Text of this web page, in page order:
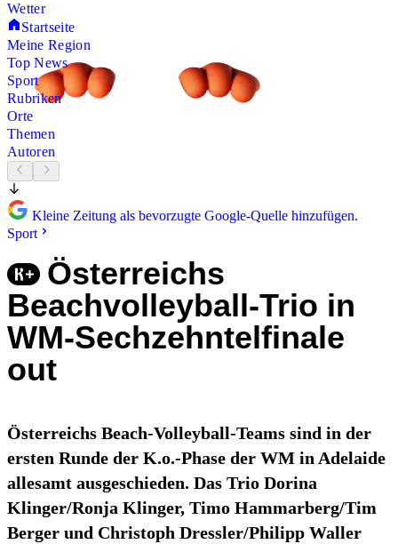
Wetter
Startseite
Meine Region
Top News
Sport
Rubriken
Orte
Themen
Autoren
Kleine Zeitung als bevorzugte Google-Quelle hinzufügen.
Sport
Österreichs
Beachvolleyball-Trio in
WM-Sechzehntelfinale
out
Österreichs Beach-Volleyball-Teams sind in der
ersten Runde der K.o.-Phase der WM in Adelaide
allesamt ausgeschieden. Das Trio Dorina
Klinger/Ronja Klinger, Timo Hammarberg/Tim
Berger und Christoph Dressler/Philipp Waller